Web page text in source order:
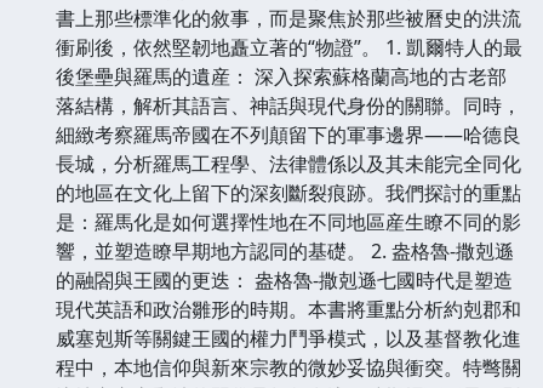
書上那些標準化的敘事，而是聚焦於那些被曆史的洪流
衝刷後，依然堅韌地矗立著的“物證”。 1. 凱爾特人的最
後堡壘與羅馬的遺産： 深入探索蘇格蘭高地的古老部
落結構，解析其語言、神話與現代身份的關聯。同時，
細緻考察羅馬帝國在不列顛留下的軍事邊界——哈德良
長城，分析羅馬工程學、法律體係以及其未能完全同化
的地區在文化上留下的深刻斷裂痕跡。我們探討的重點
是：羅馬化是如何選擇性地在不同地區産生瞭不同的影
響，並塑造瞭早期地方認同的基礎。 2. 盎格魯-撒剋遜
的融閤與王國的更迭： 盎格魯-撒剋遜七國時代是塑造
現代英語和政治雛形的時期。本書將重點分析約剋郡和
威塞剋斯等關鍵王國的權力鬥爭模式，以及基督教化進
程中，本地信仰與新來宗教的微妙妥協與衝突。特彆關